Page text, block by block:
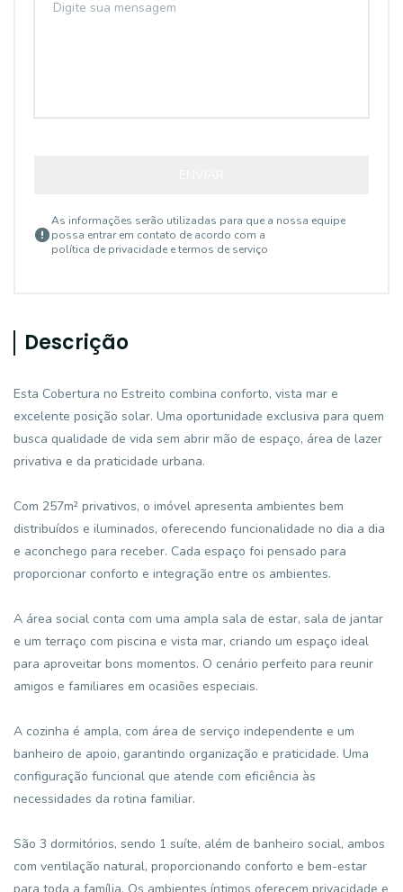
As informações serão utilizadas para que a nossa equipe
possa entrar em contato de acordo com a
política de privacidade e termos de serviço
Descrição
Esta Cobertura no Estreito combina conforto, vista mar e
excelente posição solar. Uma oportunidade exclusiva para quem
busca qualidade de vida sem abrir mão de espaço, área de lazer
privativa e da praticidade urbana.
Com 257m² privativos, o imóvel apresenta ambientes bem
distribuídos e iluminados, oferecendo funcionalidade no dia a dia
e aconchego para receber. Cada espaço foi pensado para
proporcionar conforto e integração entre os ambientes.
A área social conta com uma ampla sala de estar, sala de jantar
e um terraço com piscina e vista mar, criando um espaço ideal
para aproveitar bons momentos. O cenário perfeito para reunir
amigos e familiares em ocasiões especiais.
A cozinha é ampla, com área de serviço independente e um
banheiro de apoio, garantindo organização e praticidade. Uma
configuração funcional que atende com eficiência às
necessidades da rotina familiar.
São 3 dormitórios, sendo 1 suíte, além de banheiro social, ambos
com ventilação natural, proporcionando conforto e bem-estar